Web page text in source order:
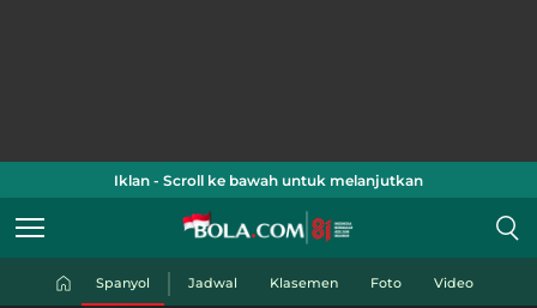
Iklan - Scroll ke bawah untuk melanjutkan
Spanyol Jadwal Klasemen Foto Video